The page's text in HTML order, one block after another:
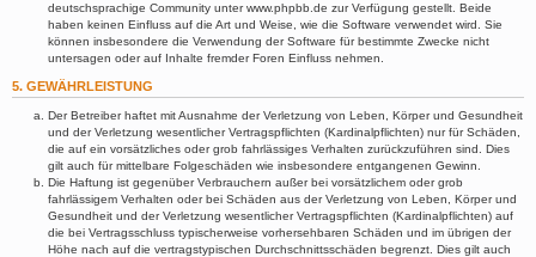
deutschsprachige Community unter www.phpbb.de zur Verfügung gestellt. Beide
haben keinen Einfluss auf die Art und Weise, wie die Software verwendet wird. Sie
können insbesondere die Verwendung der Software für bestimmte Zwecke nicht
untersagen oder auf Inhalte fremder Foren Einfluss nehmen.
5. GEWÄHRLEISTUNG
Der Betreiber haftet mit Ausnahme der Verletzung von Leben, Körper und Gesundheit
und der Verletzung wesentlicher Vertragspflichten (Kardinalpflichten) nur für Schäden,
die auf ein vorsätzliches oder grob fahrlässiges Verhalten zurückzuführen sind. Dies
gilt auch für mittelbare Folgeschäden wie insbesondere entgangenen Gewinn.
Die Haftung ist gegenüber Verbrauchern außer bei vorsätzlichem oder grob
fahrlässigem Verhalten oder bei Schäden aus der Verletzung von Leben, Körper und
Gesundheit und der Verletzung wesentlicher Vertragspflichten (Kardinalpflichten) auf
die bei Vertragsschluss typischerweise vorhersehbaren Schäden und im übrigen der
Höhe nach auf die vertragstypischen Durchschnittsschäden begrenzt. Dies gilt auch